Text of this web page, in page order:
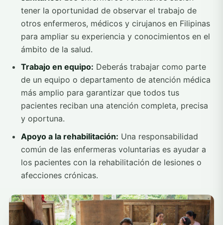
tener la oportunidad de observar el trabajo de
otros enfermeros, médicos y cirujanos en Filipinas
para ampliar su experiencia y conocimientos en el
ámbito de la salud.
Trabajo en equipo: Deberás trabajar como parte
de un equipo o departamento de atención médica
más amplio para garantizar que todos tus
pacientes reciban una atención completa, precisa
y oportuna.
Apoyo a la rehabilitación: Una responsabilidad
común de las enfermeras voluntarias es ayudar a
los pacientes con la rehabilitación de lesiones o
afecciones crónicas.